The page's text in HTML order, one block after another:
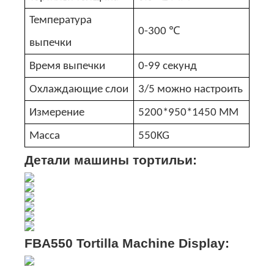
Температура
выпечки
0-300 ℃
Время выпечки
0-99 секунд
Охлаждающие слои
3/5 можно настроить
Измерение
5200*950*1450 MM
Масса
550KG
Детали машины тортильи:
FBA550 Tortilla Machine Display: